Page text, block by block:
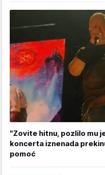
"Zovite hitnu, pozlilo mu
koncerta iznenada
pomoć